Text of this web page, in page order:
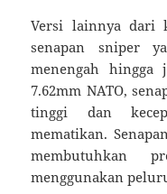
Versi lainnya dari
senapan sniper
menengah
7.62mm NATO,
tinggi dan
mematikan.
membutuhkan
menggunakan